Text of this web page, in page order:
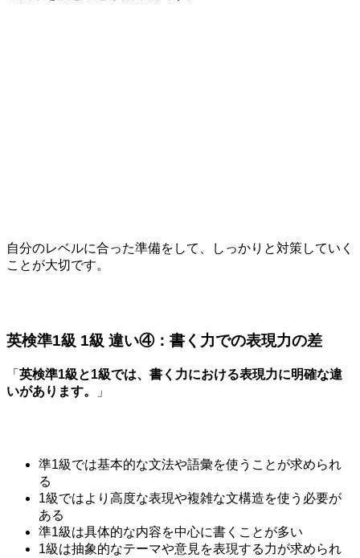
自分のレベルに合った準備をして、しっかりと対策していく
ことが大切です。
英検準1級 1級 違い④：書く力での表現力の差
「 英検準1級と1級では、書く力における表現力に明確な違
いがあります。
」
準1級では基本的な文法や語彙を使うことが求められ
る
1級ではより高度な表現や複雑な文構造を使う必要が
ある
準1級は具体的な内容を中心に書くことが多い
1級は抽象的なテーマや意見を表現する力が求められ